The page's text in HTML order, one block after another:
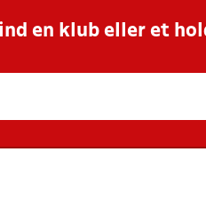
en klub eller et